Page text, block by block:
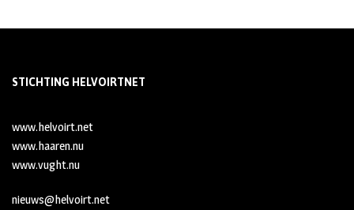
STICHTING HELVOIRTNET
www.helvoirt.net
www.haaren.nu
www.vught.nu
nieuws@helvoirt.net